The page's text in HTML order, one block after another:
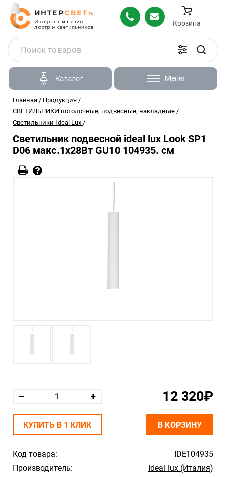
Корзина
Каталог Меню
Главная / Продукция /
СВЕТИЛЬНИКИ потолочные, подвесные, накладные /
Светильники Ideal Lux /
Светильник подвесной ideal lux Look SP1
D06 макс.1x28Вт GU10 104935. см
Код товара:
IDE104935
Производитель:
Ideal lux (Италия)
12 320₽
КУПИТЬ В 1 КЛИК В КОРЗИНУ